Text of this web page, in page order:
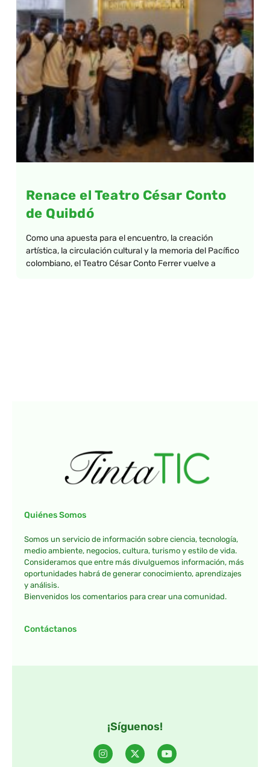
Renace el Teatro César Conto
de Quibdó
Como una apuesta para el encuentro, la creación
artística, la circulación cultural y la memoria del Pacífico
colombiano, el Teatro César Conto Ferrer vuelve a
Quiénes Somos
Somos un servicio de información sobre ciencia, tecnología,
medio ambiente, negocios, cultura, turismo y estilo de vida.
Consideramos que entre más divulguemos información, más
oportunidades habrá de generar conocimiento, aprendizajes
y análisis.
Bienvenidos los comentarios para crear una comunidad.
Contáctanos
¡Síguenos!